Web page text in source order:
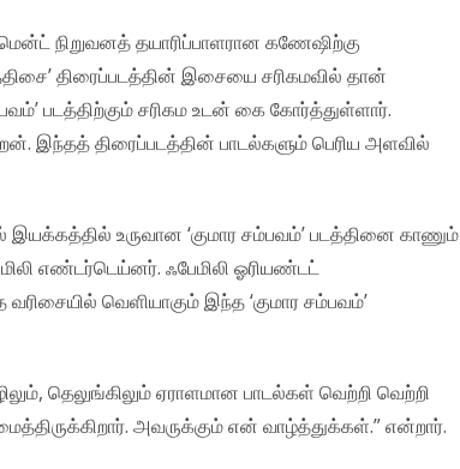
நிறுவனத் தயாரிப்பாளரான கணேஷிற்கு
திரைப்படத்தின் இசையை சரிகமவில் தான்
படத்திற்கும் சரிகம உடன் கை கோர்த்துள்ளார்.
இந்தத் திரைப்படத்தின் பாடல்களும் பெரிய அளவில்
உருவான ‘குமார சம்பவம்’ படத்தினை காணும்
எண்டர்டெய்னர். ஃபேமிலி ஓரியண்டட்
வரிசையில் வெளியாகும் இந்த ‘குமார சம்பவம்’
தெலுங்கிலும் ஏராளமான பாடல்கள் வெற்றி வெற்றி
அவருக்கும் என் வாழ்த்துக்கள்.” என்றார்.